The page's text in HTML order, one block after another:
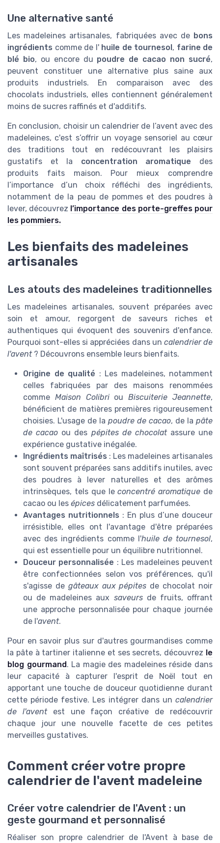
Une alternative santé
Les madeleines artisanales, fabriquées avec de bons
ingrédients comme de l' huile de tournesol , farine de
blé bio, ou encore du poudre de cacao non sucré,
peuvent constituer une alternative plus saine aux
produits industriels. En comparaison avec des
chocolats industriels, elles contiennent généralement
moins de sucres raffinés et d'additifs.
En conclusion, choisir un calendrier de l’avent avec des
madeleines, c'est s’offrir un voyage sensoriel au cœur
des traditions tout en redécouvrant les plaisirs
gustatifs et la concentration aromatique des
produits faits maison. Pour mieux comprendre
l’importance d’un choix réfléchi des ingrédients,
notamment de la peau de pommes et des poudres à
lever, découvrez l’importance des porte-greffes pour
les pommiers.
Les bienfaits des madeleines
artisanales
Les atouts des madeleines traditionnelles
Les madeleines artisanales, souvent préparées avec
soin et amour, regorgent de saveurs riches et
authentiques qui évoquent des souvenirs d'enfance.
Pourquoi sont-elles si appréciées dans un calendrier de
l'avent? Découvrons ensemble leurs bienfaits.
Origine de qualité : Les madeleines, notamment
celles fabriquées par des maisons renommées
comme Maison ColibriouBiscuiterie Jeannette,
bénéficient de matières premières rigoureusement
choisies. L'usage de la poudre de cacao, de la pâte
de cacao ou des pépites de chocolatassure une
expérience gustative inégalée.
Ingrédients maîtrisés : Les madeleines artisanales
sont souvent préparées sans additifs inutiles, avec
des poudres à lever naturelles et des arômes
intrinsèques, tels que leconcentré aromatique de
cacao ou les épices délicatement parfumées.
Avantages nutritionnels : En plus d’une douceur
irrésistible, elles ont l'avantage d'être préparées
avec des ingrédients comme l'huile de tournesol,
qui est essentielle pour un équilibre nutritionnel.
Douceur personnalisée : Les madeleines peuvent
être confectionnées selon vos préférences, qu'il
s'agisse de gâteaux aux pépites de chocolat noir
ou de madeleines aux saveursde fruits, offrant
une approche personnalisée pour chaque journée
de l'avent.
Pour en savoir plus sur d'autres gourmandises comme
la pâte à tartiner italienne et ses secrets, découvrez le
blog gourmand. La magie des madeleines réside dans
leur capacité à capturer l'esprit de Noël tout en
apportant une touche de douceur quotidienne durant
cette période festive. Les intégrer dans un calendrier
de l'aventest une façon créative de redécouvrir
chaque jour une nouvelle facette de ces petites
merveilles gustatives.
Comment créer votre propre
calendrier de l'avent madeleine
Créer votre calendrier de l'Avent : un
geste gourmand et personnalisé
Réaliser son propre calendrier de l'Avent à base de